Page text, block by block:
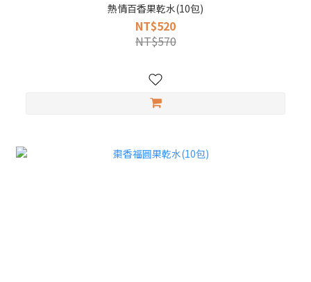
熱情百香果乾水(10包)
NT$520
NT$570